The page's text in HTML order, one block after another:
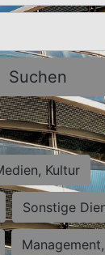
Suchen
Kultur
Sonstige